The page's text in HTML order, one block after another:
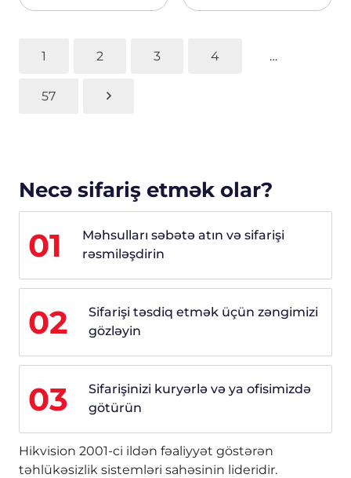
1 2 3 4 …
57
Necə sifariş etmək olar?
01
Məhsulları səbətə atın və sifarişi
rəsmiləşdirin
02
Sifarişi təsdiq etmək üçün zəngimizi
gözləyin
03
Sifarişinizi kuryərlə və ya ofisimizdə
götürün
Hikvision 2001-ci ildən fəaliyyət göstərən
təhlükəsizlik sistemləri sahəsinin lideridir.